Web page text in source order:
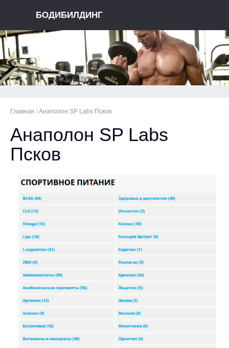
БОДИБИЛДИНГ
Главная / Анаполон SP Labs Псков
Анаполон SP Labs
Псков